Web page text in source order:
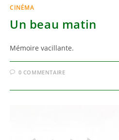
CINÉMA
Un beau matin
Mémoire vacillante.
0 COMMENTAIRE